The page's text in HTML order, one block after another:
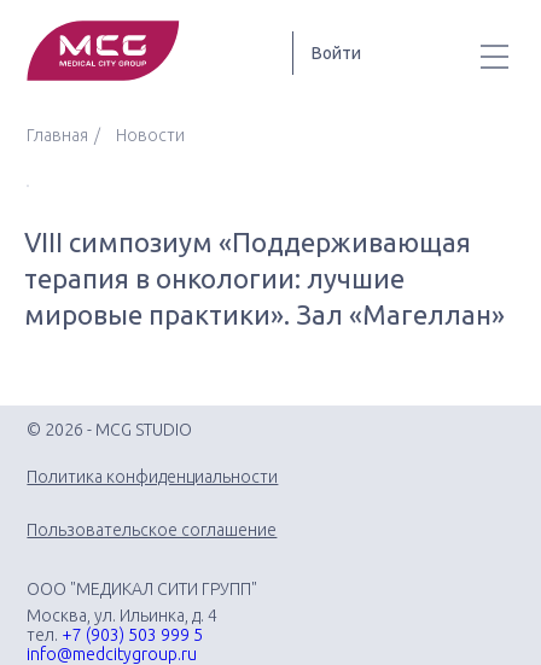
Войти
Главная Новости
VIII симпозиум «Поддерживающая
терапия в онкологии: лучшие
мировые практики». Зал «Магеллан»
© 2026 - MCG STUDIO
Политика конфиденциальности
Пользовательское соглашение
ООО "МЕДИКАЛ СИТИ ГРУПП"
Москва, ул. Ильинка, д. 4
тел. +7 (903) 503 999 5
info@medcitygroup.ru